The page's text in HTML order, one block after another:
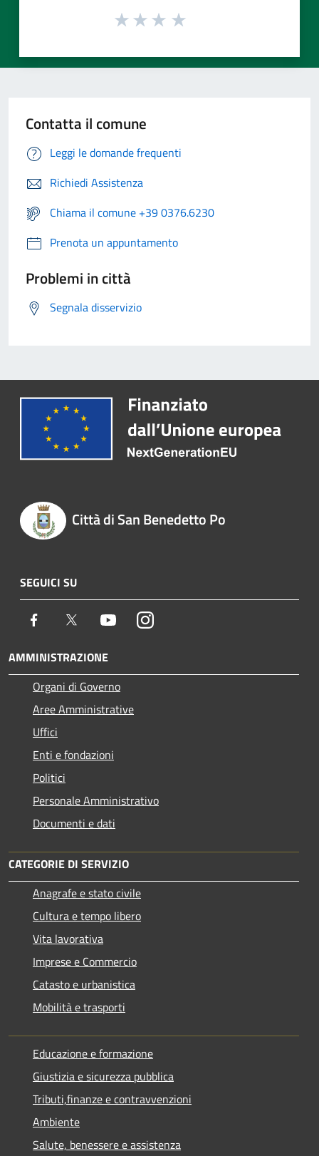
Contatta il comune
Leggi le domande frequenti
Richiedi Assistenza
Chiama il comune +39 0376.6230
Prenota un appuntamento
Problemi in città
Segnala disservizio
Città di San Benedetto Po
SEGUICI SU
Facebook Twitter YoutubeInstagram
AMMINISTRAZIONE
Organi di Governo
Aree Amministrative
Uffici
Enti e fondazioni
Politici
Personale Amministrativo
Documenti e dati
CATEGORIE DI SERVIZIO
Anagrafe e stato civile
Cultura e tempo libero
Vita lavorativa
Imprese e Commercio
Catasto e urbanistica
Mobilità e trasporti
Educazione e formazione
Giustizia e sicurezza pubblica
Tributi,finanze e contravvenzioni
Ambiente
Salute, benessere e assistenza